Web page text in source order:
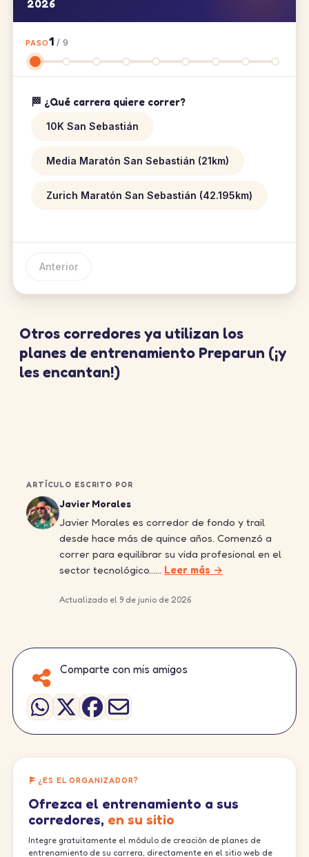
2026
PASO1 / 9
🏁 ¿Qué carrera quiere correr?
10K San Sebastián
Media Maratón San Sebastián (21km)
Zurich Maratón San Sebastián (42.195km)
Anterior
Otros corredores ya utilizan los
planes de entrenamiento Preparun (¡y
les encantan!)
ARTÍCULO ESCRITO POR
Javier Morales
Javier Morales es corredor de fondo y trail
desde hace más de quince años. Comenzó a
correr para equilibrar su vida profesional en el
sector tecnológico…… Leer más →
Actualizado el 9 de junio de 2026
Comparte con mis amigos
¿ES EL ORGANIZADOR?
Ofrezca el entrenamiento a sus
corredores, en su sitio
Integre gratuitamente el módulo de creación de planes de
entrenamiento de su carrera, directamente en el sitio web de